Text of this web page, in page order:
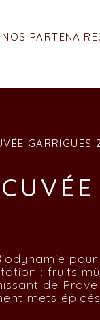
NOS
GARRIGUES
pour
: fruits
de
mets